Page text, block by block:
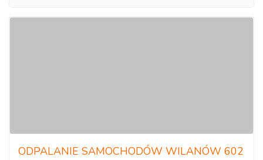
ODPALANIE SAMOCHODÓW WILANÓW 602